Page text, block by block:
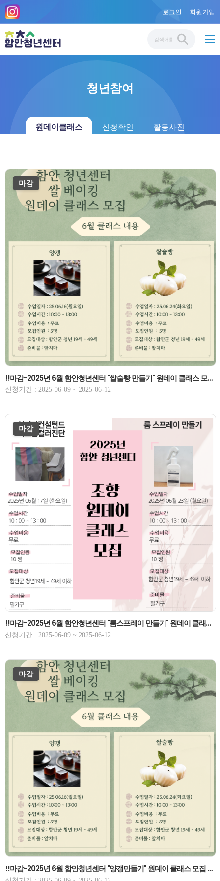
로그인 회원가입
청년참여
원데이클래스 신청확인 활동사진
마감
!!마감-2025년 6월 함안청년센터 "쌀술빵 만들기" 원데이 클래스 모집 6/24(화)-마감!!
신청기간 : 2025-06-09 ~ 2025-06-12
마감
!!마감-2025년 6월 함안청년센터 "룸스프레이 만들기" 원데이 클래스 모집 6/23(월)-마감!!
신청기간 : 2025-06-09 ~ 2025-06-12
마감
!!마감-2025년 6월 함안청년센터 "양갱만들기" 원데이 클래스 모집 6/16(월)-마감!!